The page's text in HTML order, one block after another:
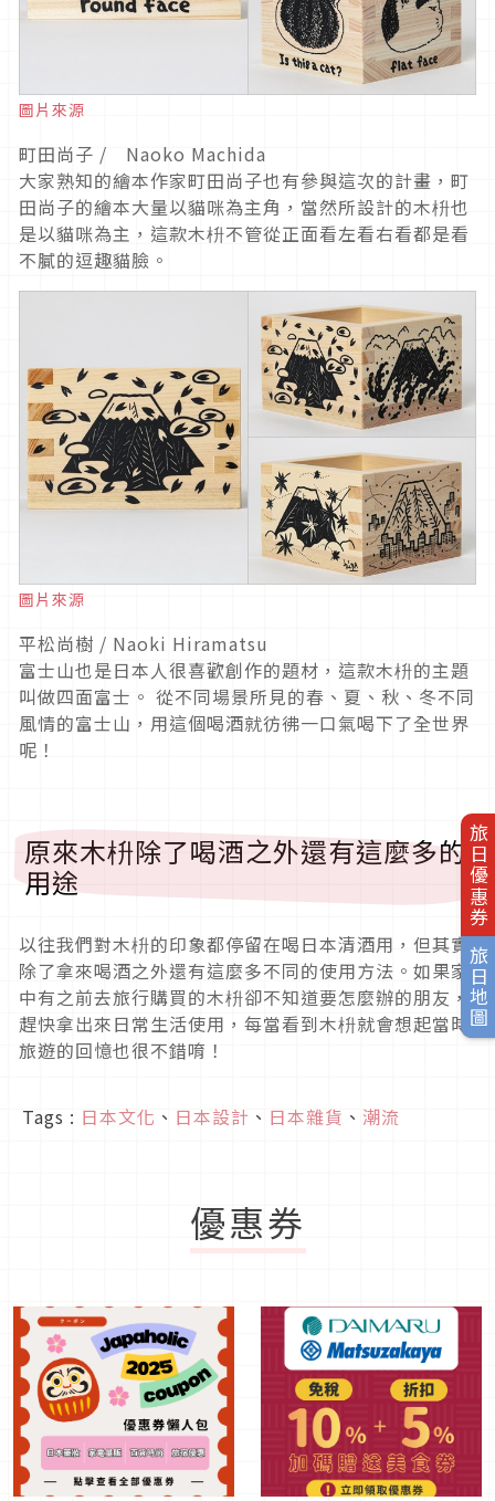
旅日優惠券
旅日地圖
圖片來源
町田尚子 / Naoko Machida
大家熟知的繪本作家町田尚子也有參與這次的計畫，町
田尚子的繪本大量以貓咪為主角，當然所設計的木枡也
是以貓咪為主，這款木枡不管從正面看左看右看都是看
不膩的逗趣貓臉。
圖片來源
平松尚樹 / Naoki Hiramatsu
富士山也是日本人很喜歡創作的題材，這款木枡的主題
叫做四面富士。 從不同場景所見的春、夏、秋、冬不同
風情的富士山，用這個喝酒就彷彿一口氣喝下了全世界
呢！
原來木枡除了喝酒之外還有這麼多的
用途
以往我們對木枡的印象都停留在喝日本清酒用，但其實
除了拿來喝酒之外還有這麼多不同的使用方法。如果家
中有之前去旅行購買的木枡卻不知道要怎麼辦的朋友，
趕快拿出來日常生活使用，每當看到木枡就會想起當時
旅遊的回憶也很不錯唷！
Tags : 日本文化 、 日本設計 、 日本雜貨 、 潮流
優惠券